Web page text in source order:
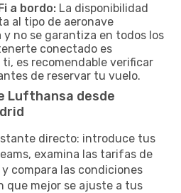
a bordo: La disponibilidad
al tipo de aeronave
no se garantiza en todos los
conectado es
es recomendable verificar
de reservar tu vuelo.
Lufthansa desde
directo: introduce tus
examina las tarifas de
compara las condiciones
que mejor se ajuste a tus